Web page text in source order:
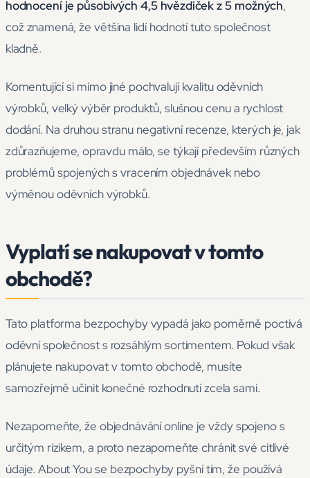
hodnocení je působivých 4,5 hvězdiček z 5 možných,
což znamená, že většina lidí hodnotí tuto společnost
kladně.
Komentující si mimo jiné pochvalují kvalitu oděvních
výrobků, velký výběr produktů, slušnou cenu a rychlost
dodání. Na druhou stranu negativní recenze, kterých je, jak
zdůrazňujeme, opravdu málo, se týkají především různých
problémů spojených s vracením objednávek nebo
výměnou oděvních výrobků.
Vyplatí se nakupovat v tomto
obchodě?
Tato platforma bezpochyby vypadá jako poměrně poctivá
oděvní společnost s rozsáhlým sortimentem. Pokud však
plánujete nakupovat v tomto obchodě, musíte
samozřejmě učinit konečné rozhodnutí zcela sami.
Nezapomeňte, že objednávání online je vždy spojeno s
určitým rizikem, a proto nezapomeňte chránit své citlivé
údaje. About You se bezpochyby pyšní tím, že používá